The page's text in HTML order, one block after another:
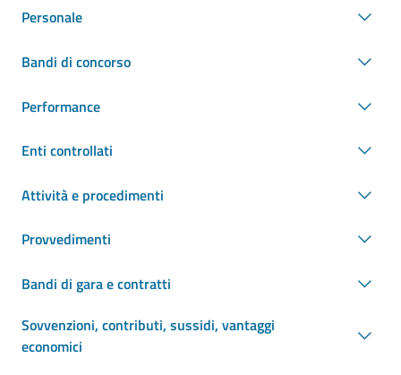
Personale
Bandi di concorso
Performance
Enti controllati
Attività e procedimenti
Provvedimenti
Bandi di gara e contratti
Sovvenzioni, contributi, sussidi, vantaggi
economici